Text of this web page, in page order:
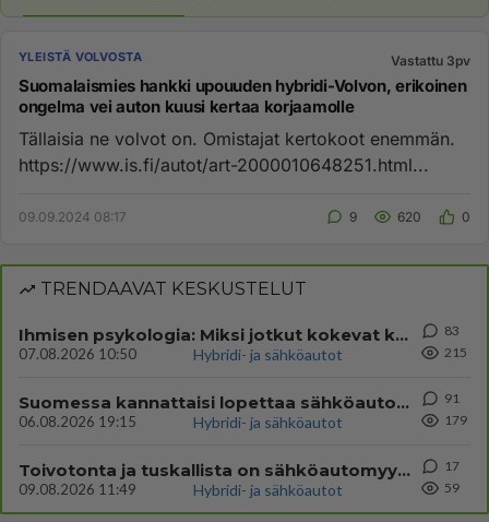
YLEISTÄ VOLVOSTA Vastattu 3pv
Suomalaismies hankki upouuden hybridi-Volvon, erikoinen
ongelma vei auton kuusi kertaa korjaamolle
Tällaisia ne volvot on. Omistajat kertokoot enemmän.
https://www.is.fi/autot/art-2000010648251.html...
09.09.2024 08:17 9 620 0
TRENDAAVAT KESKUSTELUT
Ihmisen psykologia: Miksi jotkut kokevat kehityksen negatiivisena asiana ja vastustavat sitä.
07.08.2026 10:50 Hybridi- ja sähköautot
83
215
Suomessa kannattaisi lopettaa sähköautovouhotus
06.08.2026 19:15 Hybridi- ja sähköautot
91
179
Toivotonta ja tuskallista on sähköautomyynti
09.08.2026 11:49 Hybridi- ja sähköautot
17
59